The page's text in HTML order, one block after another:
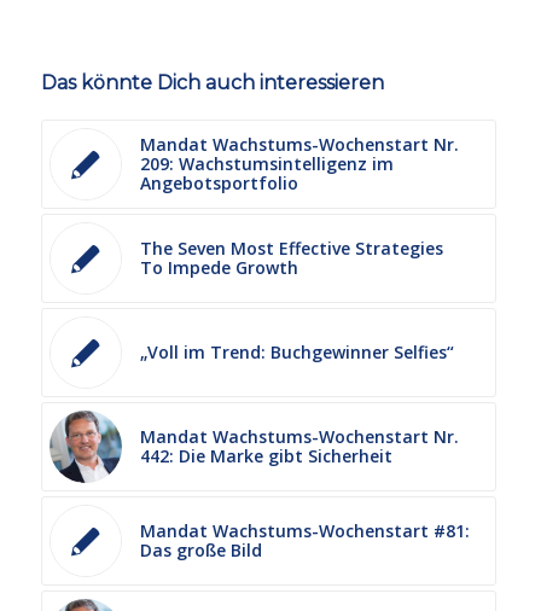
Das könnte Dich auch interessieren
Mandat Wachstums-Wochenstart Nr.
209: Wachstumsintelligenz im
Angebotsportfolio
The Seven Most Effective Strategies
To Impede Growth
„Voll im Trend: Buchgewinner Selfies“
Mandat Wachstums-Wochenstart Nr.
442: Die Marke gibt Sicherheit
Mandat Wachstums-Wochenstart #81:
Das große Bild